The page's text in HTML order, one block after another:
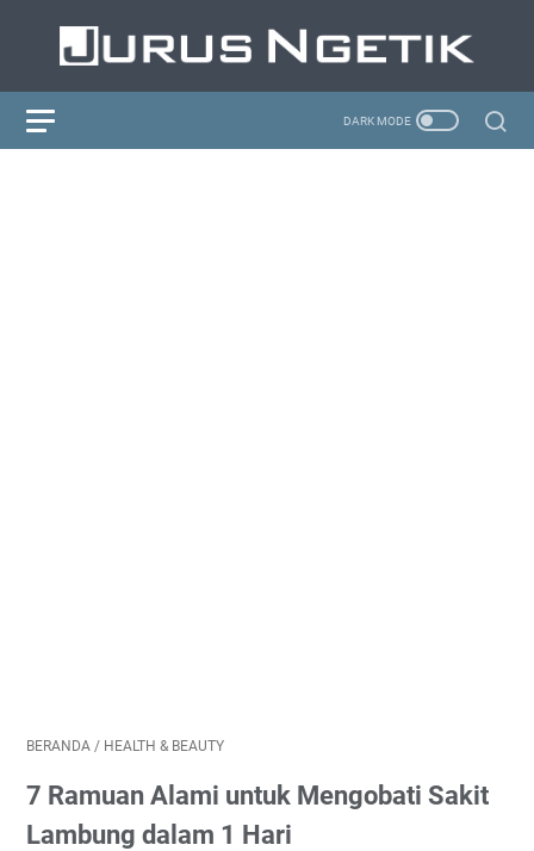
BERANDA / HEALTH & BEAUTY
7 Ramuan Alami untuk Mengobati Sakit
Lambung dalam 1 Hari